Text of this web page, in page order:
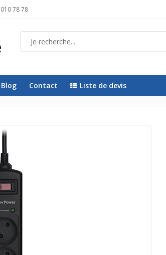
78 78
Blog Contact Liste de devis